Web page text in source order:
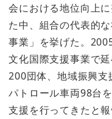
会における地位向上
た中、組合の代表的
事業」を挙げた。
文化国際支援事業で
200団体、地域振興
パトロール車両98台
支援を行ってきたと